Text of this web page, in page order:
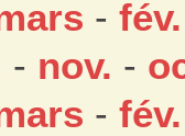
-fév.
- nov. -
-fév.